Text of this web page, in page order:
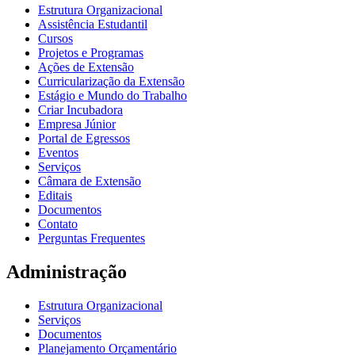
Estrutura Organizacional
Assistência Estudantil
Cursos
Projetos e Programas
Ações de Extensão
Curricularização da Extensão
Estágio e Mundo do Trabalho
Criar Incubadora
Empresa Júnior
Portal de Egressos
Eventos
Serviços
Câmara de Extensão
Editais
Documentos
Contato
Perguntas Frequentes
Administração
Estrutura Organizacional
Serviços
Documentos
Planejamento Orçamentário